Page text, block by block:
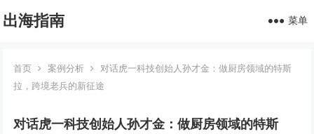
出海指南 菜单
首页 案例分析
对话虎一科技创始人孙才金：做厨房领域的特斯
拉，跨境老兵的新征途
对话虎一科技创始人孙才金：做厨房领域的特斯